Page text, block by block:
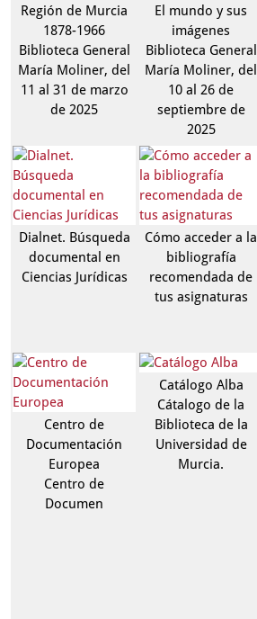
Región de Murcia
1878-1966
Biblioteca General
María Moliner, del
11 al 31 de marzo
de 2025
El mundo y sus
imágenes
Biblioteca General
María Moliner, del
10 al 26 de
septiembre de
2025
Dialnet. Búsqueda
documental en
Ciencias Jurídicas
Cómo acceder a la
bibliografía
recomendada de
tus asignaturas
Centro de
Documentación
Europea
Centro de
Documen
Catálogo Alba
Cátalogo de la
Biblioteca de la
Universidad de
Murcia.